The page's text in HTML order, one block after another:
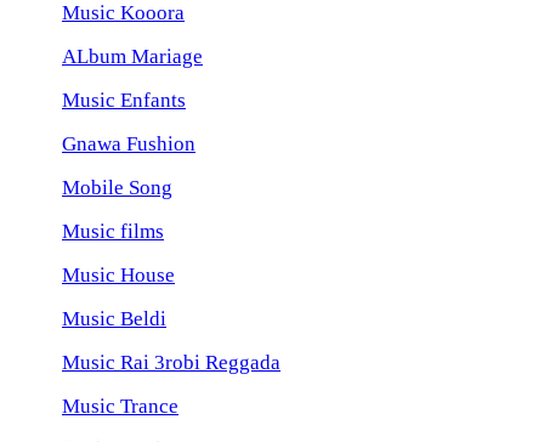
Music Kooora
ALbum Mariage
Music Enfants
Gnawa Fushion
Mobile Song
Music films
Music House
Music Beldi
Music Rai 3robi Reggada
Music Trance